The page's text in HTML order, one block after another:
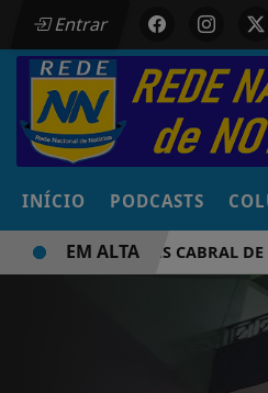
Entrar
INÍCIO PODCASTS
SIDNY LOPES CABRAL DE
EM ALTA